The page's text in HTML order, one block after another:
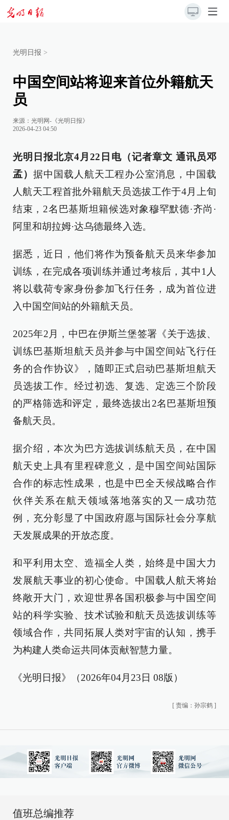
光明日报 >
中国空间站将迎来首位外籍航天
员
来源： 光明网-《光明日报》
2026-04-23 04:50
光明日报北京4月22日电（记者章文 通讯员邓
孟） 据中国载人航天工程办公室消息，中国载
人航天工程首批外籍航天员选拔工作于4月上旬
结束，2名巴基斯坦籍候选对象穆罕默德·齐尚·
阿里和胡拉姆·达乌德最终入选。
据悉，近日，他们将作为预备航天员来华参加
训练，在完成各项训练并通过考核后，其中1人
将以载荷专家身份参加飞行任务，成为首位进
入中国空间站的外籍航天员。
2025年2月，中巴在伊斯兰堡签署《关于选拔、
训练巴基斯坦航天员并参与中国空间站飞行任
务的合作协议》，随即正式启动巴基斯坦航天
员选拔工作。经过初选、复选、定选三个阶段
的严格筛选和评定，最终选拔出2名巴基斯坦预
备航天员。
据介绍，本次为巴方选拔训练航天员，在中国
航天史上具有里程碑意义，是中国空间站国际
合作的标志性成果，也是中巴全天候战略合作
伙伴关系在航天领域落地落实的又一成功范
例，充分彰显了中国政府愿与国际社会分享航
天发展成果的开放态度。
和平利用太空、造福全人类，始终是中国大力
发展航天事业的初心使命。中国载人航天将始
终敞开大门，欢迎世界各国积极参与中国空间
站的科学实验、技术试验和航天员选拔训练等
领域合作，共同拓展人类对宇宙的认知，携手
为构建人类命运共同体贡献智慧力量。
《光明日报》（2026年04月23日 08版）
[ 责编：孙宗鹤 ]
值班总编推荐